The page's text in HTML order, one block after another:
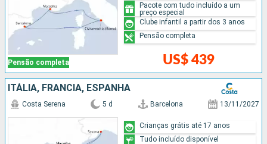
Pensão completa US$ 439
Pacote com tudo incluído a um
preço especial
Clube infantil a partir dos 3 anos
Pensão completa
ITÁLIA, FRANCIA, ESPANHA
Costa Serena 5 d Barcelona 13/11/2027
Crianças grátis até 17 anos
Tudo incluído disponível